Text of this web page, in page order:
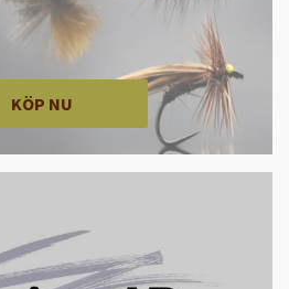
KÖP NU